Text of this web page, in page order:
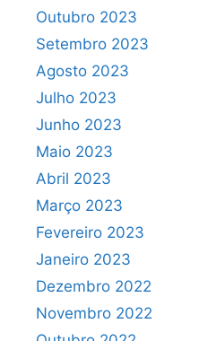
Outubro 2023
Setembro 2023
Agosto 2023
Julho 2023
Junho 2023
Maio 2023
Abril 2023
Março 2023
Fevereiro 2023
Janeiro 2023
Dezembro 2022
Novembro 2022